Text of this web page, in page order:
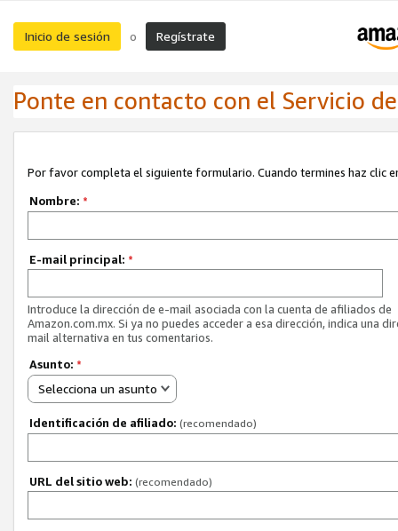
Inicio de sesión o Regístrate
Ponte en contacto con el Servicio
Por favor completa el siguiente formulario. Cuando termines haz clic
Nombre: *
E-mail principal: *
Introduce la dirección de e-mail asociada con la cuenta de afiliados de
Amazon.com.mx. Si ya no puedes acceder a esa dirección, indica una
mail alternativa en tus comentarios.
Asunto: *
Selecciona un asunto
Identificación de afiliado: (recomendado)
URL del sitio web: (recomendado)